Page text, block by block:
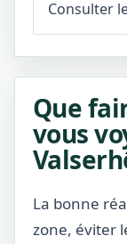
Consulter
Que
vous
La bonne
zone, éviter